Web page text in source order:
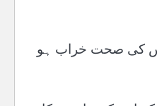
کی عمر 70 سال سے زائد تھی اس کی صحت خراب ہو